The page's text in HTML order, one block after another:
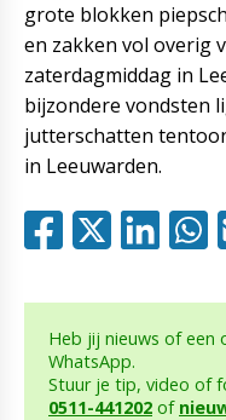
grote blokken
en zakken vol overig
zaterdagmiddag in
bijzondere vondsten
jutterschatten
in Leeuwarden.
Heb jij nieuws of een
WhatsApp.
Stuur je tip, video of
0511-441202 of